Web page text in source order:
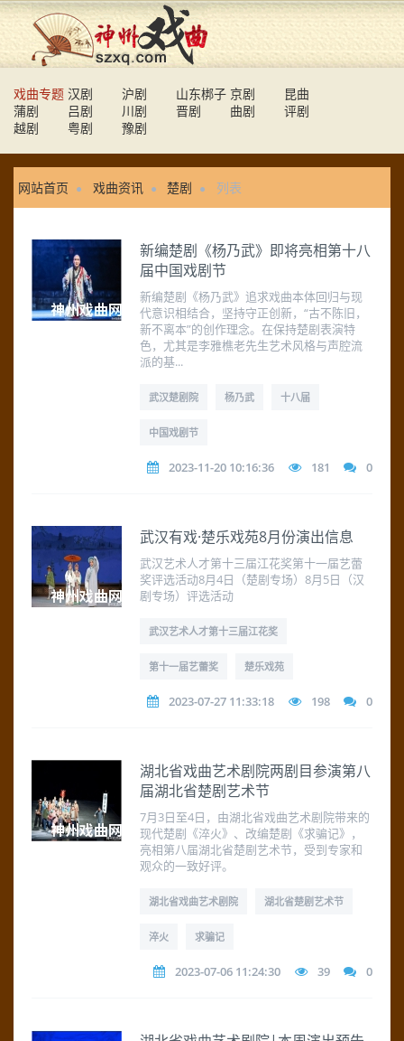
戏曲专题 汉剧 沪剧 山东梆子 京剧
昆曲
蒲剧
吕剧 川剧 晋剧 曲剧
评剧
越剧
粤剧 豫剧
网站首页 戏曲资讯 楚剧 列表
新编楚剧《杨乃武》即将亮相第十八
届中国戏剧节
新编楚剧《杨乃武》追求戏曲本体回归与现
代意识相结合，坚持守正创新，“古不陈旧，
新不离本”的创作理念。在保持楚剧表演特
色，尤其是李雅樵老先生艺术风格与声腔流
派的基...
武汉楚剧院 杨乃武 十八届
中国戏剧节
2023-11-20 10:16:36 181 0
武汉有戏·楚乐戏苑8月份演出信息
武汉艺术人才第十三届江花奖第十一届艺蕾
奖评选活动8月4日（楚剧专场）8月5日（汉
剧专场）评选活动
武汉艺术人才第十三届江花奖
第十一届艺蕾奖 楚乐戏苑
2023-07-27 11:33:18 198 0
湖北省戏曲艺术剧院两剧目参演第八
届湖北省楚剧艺术节
7月3日至4日，由湖北省戏曲艺术剧院带来的
现代楚剧《淬火》、改编楚剧《求骗记》，
亮相第八届湖北省楚剧艺术节，受到专家和
观众的一致好评。
湖北省戏曲艺术剧院 湖北省楚剧艺术节
淬火 求骗记
2023-07-06 11:24:30 39 0